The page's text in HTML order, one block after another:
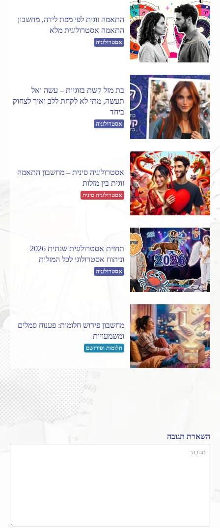
התאמה זוגית לפי מפת לידה, מחשבון
התאמה אסטרולוגית מלא
אסטרולוגיה
בת מזל קשת בזוגיות – עשה ואל
תעשה, מתי לא לקחת ללב ואיך לצחוק
ביחד
אסטרולוגיה
אסטרולוגיה סינית – מחשבון התאמה
זוגית בין מזלות
אסטרולוגיה סינית
תחזית אסטרולוגית שנתית 2026
וניתוח אסטרולוגי לכל המזלות
אסטרולוגיה
מחשבון פירוש חלומות: פענוח סמלים
ומשמעויות
חלומות ופירושם
השארת תגובה